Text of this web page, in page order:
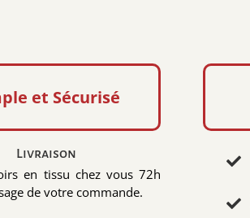
et Sécurisé
Livraison
en tissu chez vous 72h
de votre commande.